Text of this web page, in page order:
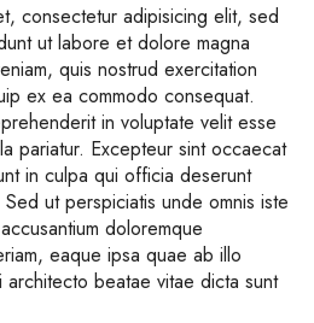
consectetur adipisicing elit, sed
ut labore et dolore magna
quis nostrud exercitation
ex ea commodo consequat.
in voluptate velit esse
pariatur. Excepteur sint occaecat
in culpa qui officia deserunt
ut perspiciatis unde omnis iste
doloremque
eaque ipsa quae ab illo
beatae vitae dicta sunt